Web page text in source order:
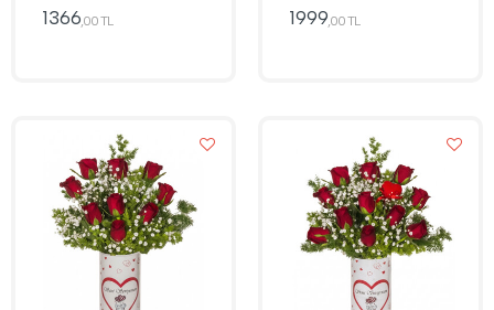
1366 ,00 TL 1999 ,00 TL